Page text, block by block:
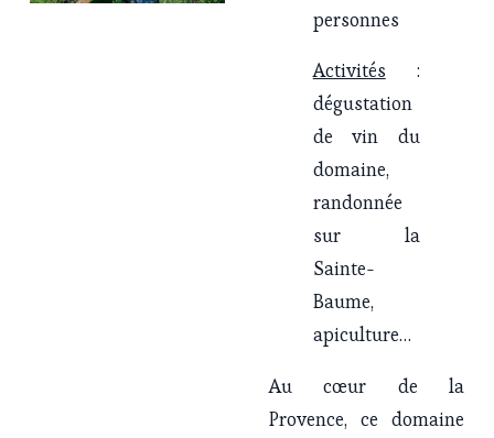
personnes
Activités :
dégustation
de vin du
domaine,
randonnée
sur la
Sainte-
Baume,
apiculture…
Au cœur de la
Provence, ce domaine